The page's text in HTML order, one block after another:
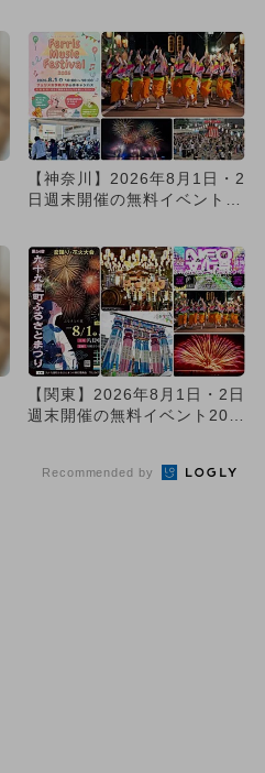
【神奈川】2026年8月1日・2
日週末開催の無料イベント8
【関東】2026年8月1日・2日
週末開催の無料イベント20選
Recommended by